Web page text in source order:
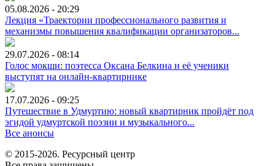
05.08.2026 - 20:29
Лекция «Траектории профессионального развития и
механизмы повышения квалификации организаторов...
29.07.2026 - 08:14
Голос мокши: поэтесса Оксана Белкина и её ученики
выступят на онлайн-квартирнике
17.07.2026 - 09:25
Путешествие в Удмуртию: новый квартирник пройдёт под
эгидой удмуртской поэзии и музыкального...
Все анонсы
© 2015-2026. Ресурсный центр